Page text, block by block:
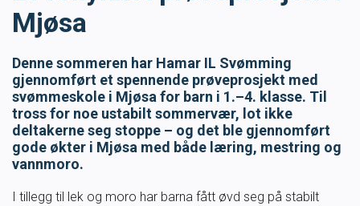
Konferanse 2026
Masterclass
Klubbdrift
Mjøsa
Denne sommeren har Hamar IL Svømming
gjennomført et spennende prøveprosjekt med
svømmeskole i Mjøsa for barn i 1.–4. klasse. Til
tross for noe ustabilt sommervær, lot ikke
deltakerne seg stoppe – og det ble gjennomført
gode økter i Mjøsa med både læring, mestring og
vannmoro.
I tillegg til lek og moro har barna fått øvd seg på stabilt